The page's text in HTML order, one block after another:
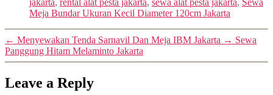
Meja Bundar Ukuran Kecil Diameter 120cm Jakarta
← Menyewakan Tenda Sarnavil Dan Meja IBM Jakarta → Sewa
Panggung Hitam Melaminto Jakarta
Leave a Reply